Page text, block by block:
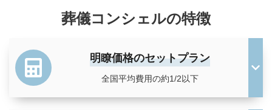
葬儀の知識
お知らせ・プレリリース
葬儀コンシェルの特徴
明瞭価格のセットプラン
全国平均費用の約1/2以下